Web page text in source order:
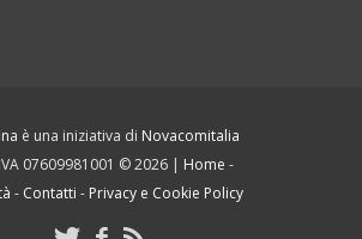
è una iniziativa di Novacomitalia
07609981001 © 2026 | Home -
- Contatti - Privacy e Cookie Policy